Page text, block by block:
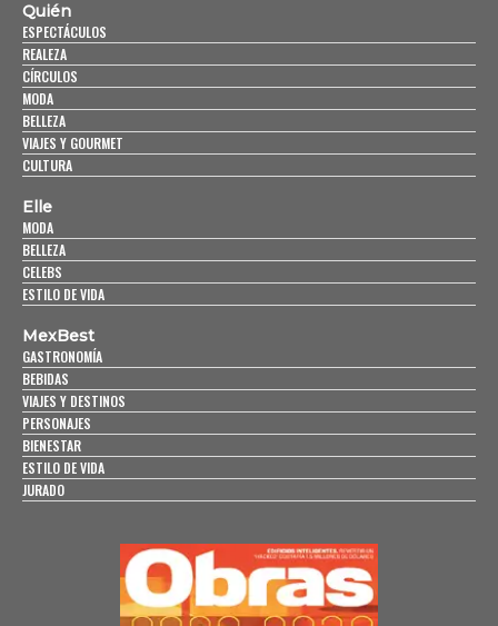
Quién
ESPECTÁCULOS
REALEZA
CÍRCULOS
MODA
BELLEZA
VIAJES Y GOURMET
CULTURA
Elle
MODA
BELLEZA
CELEBS
ESTILO DE VIDA
MexBest
GASTRONOMÍA
BEBIDAS
VIAJES Y DESTINOS
PERSONAJES
BIENESTAR
ESTILO DE VIDA
JURADO